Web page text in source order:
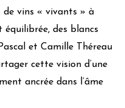
de vins « vivants » à
équilibrée, des blancs
et Camille Théreau
cette vision d’une
ancrée dans l’âme